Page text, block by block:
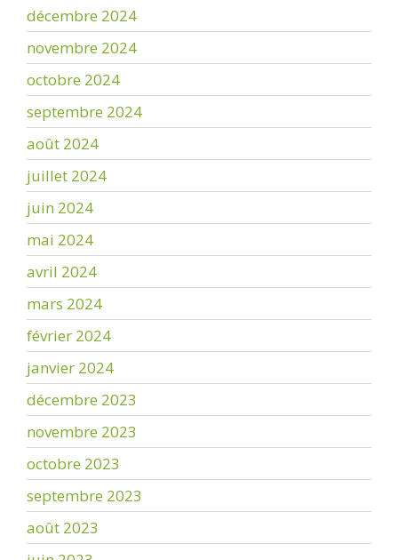
décembre 2024
novembre 2024
octobre 2024
septembre 2024
août 2024
juillet 2024
juin 2024
mai 2024
avril 2024
mars 2024
février 2024
janvier 2024
décembre 2023
novembre 2023
octobre 2023
septembre 2023
août 2023